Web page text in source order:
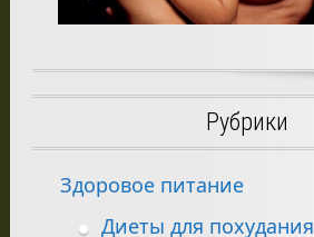
Рубрики
Здоровое питание
Диеты для похудания